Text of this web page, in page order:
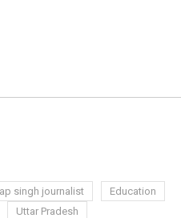
singh journalist
Education
Uttar Pradesh